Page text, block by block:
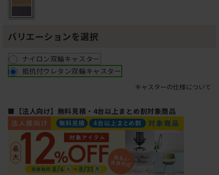
バリエーションを選択
ナイロン双輪キャスター
抵抗付ウレタン双輪キャスター
キャスターの仕様について
■【法人向け】無料見積・4台以上まとめ割対象商品